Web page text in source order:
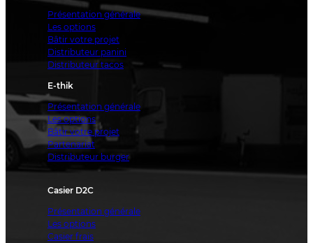
Présentation générale
Les options
Bâtir votre projet
Distributeur panini
Distributeur tacos
E-thik
Présentation générale
Les options
Bâtir votre projet
Partenariat
Distributeur burger
Casier D2C
Présentation générale
Les options
Casier frais